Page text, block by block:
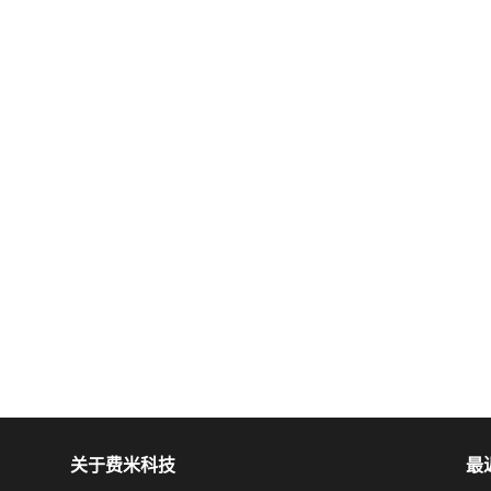
关于费米科技 最